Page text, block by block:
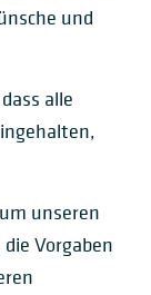
und
alle
unseren
Vorgaben